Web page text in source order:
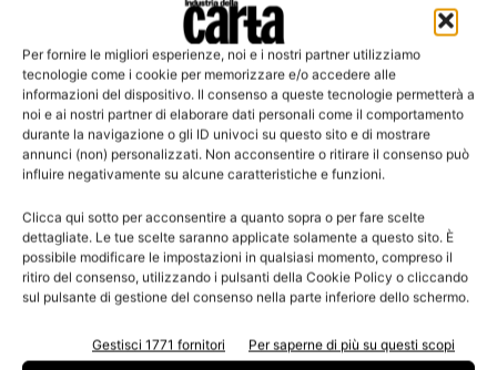
Per fornire le migliori esperienze, noi e i nostri partner utilizziamo
tecnologie come i cookie per memorizzare e/o accedere alle
informazioni del dispositivo. Il consenso a queste tecnologie permetterà a
noi e ai nostri partner di elaborare dati personali come il comportamento
durante la navigazione o gli ID univoci su questo sito e di mostrare
annunci (non) personalizzati. Non acconsentire o ritirare il consenso può
influire negativamente su alcune caratteristiche e funzioni.
Clicca qui sotto per acconsentire a quanto sopra o per fare scelte
dettagliate. Le tue scelte saranno applicate solamente a questo sito. È
possibile modificare le impostazioni in qualsiasi momento, compreso il
ritiro del consenso, utilizzando i pulsanti della Cookie Policy o cliccando
sul pulsante di gestione del consenso nella parte inferiore dello schermo.
Gestisci 1771 fornitori Per saperne di più su questi scopi
Al via le agevolazioni della «Nuova
Sabatini»
Leggi la rivista